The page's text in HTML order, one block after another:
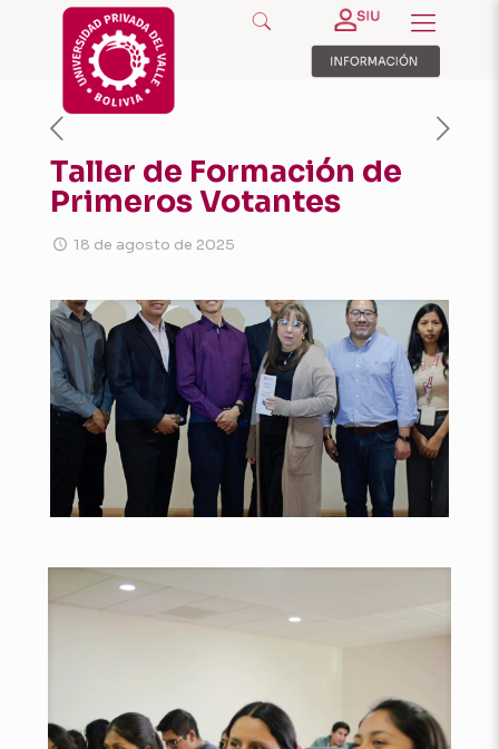
Taller de Formación de
Primeros Votantes
18 de agosto de 2025